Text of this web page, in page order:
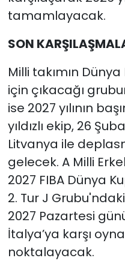
tamamlayacak.
SON
Milli takımın
için çıkacağı
ise 2027 yılının
yıldızlı ekip, 26
Litvanya ile
gelecek. A Milli
2027 FIBA Dünya
2. Tur J
2027 Pazartesi
İtalya’ya karşı
noktalayacak.